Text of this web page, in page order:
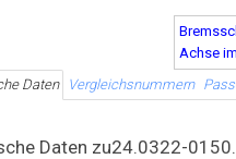
Achse
Daten
Vergleichsnummern
Daten zu24.0322-